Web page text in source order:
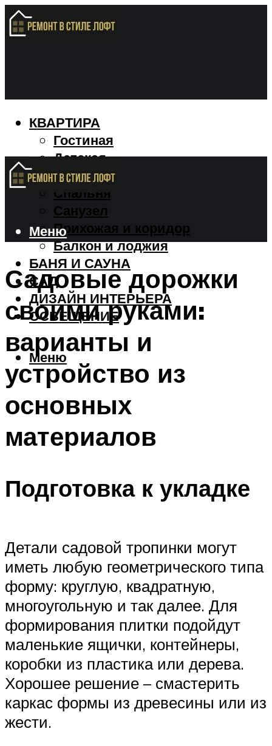
КВАРТИРА
Гостиная
Детская
Кухня
Спальня
Санузел
Прихожая и коридор
Балкон и лоджия
БАНЯ И САУНА
САД
ДИЗАЙН ИНТЕРЬЕРА
ОСВЕЩЕНИЕ
Меню
Меню
Садовые дорожки
своими руками:
варианты и
устройство из
основных
материалов
Подготовка к укладке
Детали садовой тропинки могут
иметь любую геометрического типа
форму: круглую, квадратную,
многоугольную и так далее. Для
формирования плитки подойдут
маленькие ящички, контейнеры,
коробки из пластика или дерева.
Хорошее решение – смастерить
каркас формы из древесины или из
жести.